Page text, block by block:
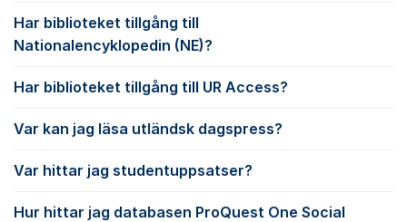
Har biblioteket tillgång till
Nationalencyklopedin (NE)?
Har biblioteket tillgång till UR Access?
Var kan jag läsa utländsk dagspress?
Var hittar jag studentuppsatser?
Hur hittar jag databasen ProQuest One Social